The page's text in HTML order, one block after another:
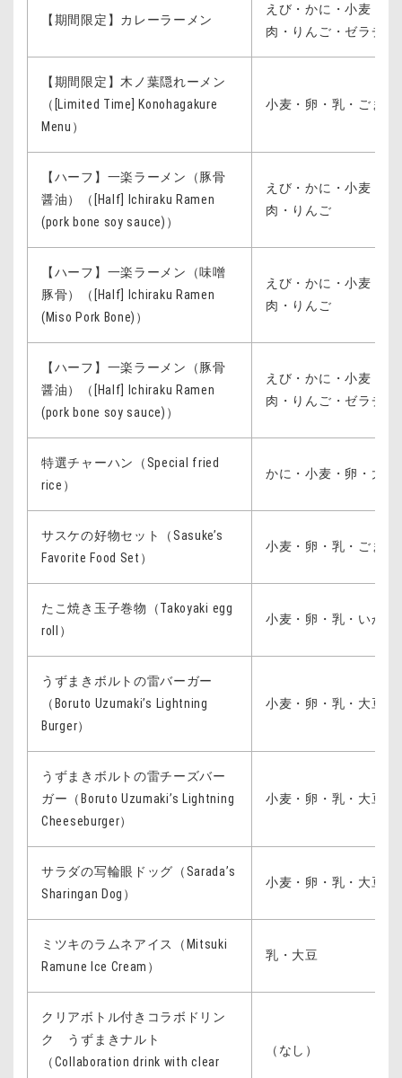
【期間限定】カレーラーメン
えび・かに・小麦・
肉・りんご・ゼラチン
【期間限定】木ノ葉隠れーメン
（[Limited Time] Konohagakure
Menu）
小麦・卵・乳・ごま・
【ハーフ】一楽ラーメン（豚骨
醤油）（[Half] Ichiraku Ramen
(pork bone soy sauce)）
えび・かに・小麦・
肉・りんご
【ハーフ】一楽ラーメン（味噌
豚骨）（[Half] Ichiraku Ramen
(Miso Pork Bone)）
えび・かに・小麦・
肉・りんご
【ハーフ】一楽ラーメン（豚骨
醤油）（[Half] Ichiraku Ramen
(pork bone soy sauce)）
えび・かに・小麦・
肉・りんご・ゼラチン
特選チャーハン（Special fried
rice）
かに・小麦・卵・大豆
サスケの好物セット（Sasuke’s
Favorite Food Set）
小麦・卵・乳・ごま・
たこ焼き玉子巻物（Takoyaki egg
roll）
小麦・卵・乳・いか
うずまきボルトの雷バーガー
（Boruto Uzumaki’s Lightning
Burger）
小麦・卵・乳・大豆
うずまきボルトの雷チーズバー
ガー（Boruto Uzumaki’s Lightning
Cheeseburger）
小麦・卵・乳・大豆
サラダの写輪眼ドッグ（Sarada’s
Sharingan Dog）
小麦・卵・乳・大豆・
ミツキのラムネアイス（Mitsuki
Ramune Ice Cream）
乳・大豆
クリアボトル付きコラボドリン
ク うずまきナルト
（Collaboration drink with clear
（なし）